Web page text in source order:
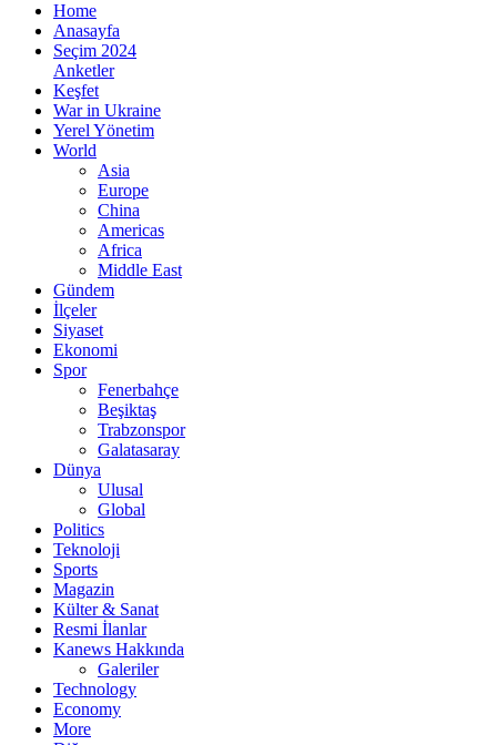
Home
Anasayfa
Seçim 2024
Anketler
Keşfet
War in Ukraine
Yerel Yönetim
World
Asia
Europe
China
Americas
Africa
Middle East
Gündem
İlçeler
Siyaset
Ekonomi
Spor
Fenerbahçe
Beşiktaş
Trabzonspor
Galatasaray
Dünya
Ulusal
Global
Politics
Teknoloji
Sports
Magazin
Külter & Sanat
Resmi İlanlar
Kanews Hakkında
Galeriler
Technology
Economy
More